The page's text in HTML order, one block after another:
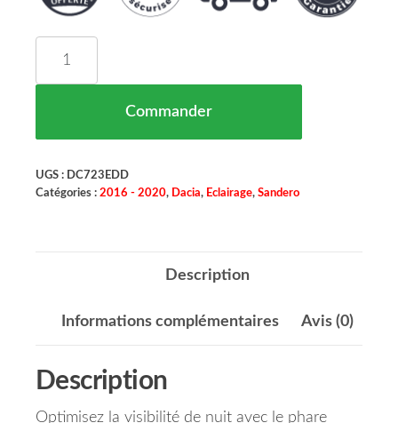
Commander
UGS : DC723EDD
Catégories : 2016 - 2020, Dacia, Eclairage, Sandero
Description
Informations complémentaires Avis (0)
Description
Optimisez la visibilité de nuit avec le phare